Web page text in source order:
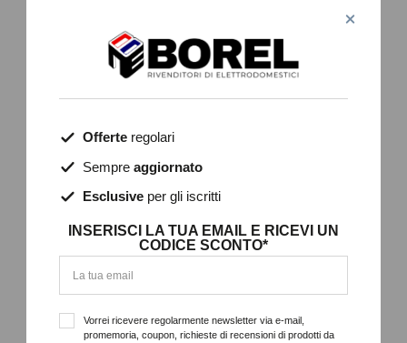
Dettagli
Offerte regolari
Sempre aggiornato
Esclusive per gli iscritti
INSERISCI LA TUA EMAIL E RICEVI UN
CODICE SCONTO*
Vorrei ricevere regolarmente newsletter via e-mail,
promemoria, coupon, richieste di recensioni di prodotti da